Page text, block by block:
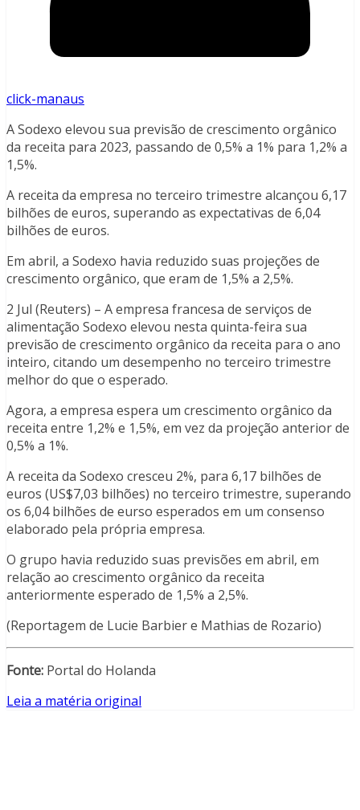
click-manaus
A Sodexo elevou sua previsão de crescimento orgânico
da receita para 2023, passando de 0,5% a 1% para 1,2% a
1,5%.
A receita da empresa no terceiro trimestre alcançou 6,17
bilhões de euros, superando as expectativas de 6,04
bilhões de euros.
Em abril, a Sodexo havia reduzido suas projeções de
crescimento orgânico, que eram de 1,5% a 2,5%.
2 Jul (Reuters) – A empresa francesa de serviços de
alimentação Sodexo elevou nesta quinta-feira sua
previsão de crescimento orgânico da receita para o ano
inteiro, citando um desempenho no terceiro trimestre
melhor do que o esperado.
Agora, a empresa espera um crescimento orgânico da
receita entre 1,2% e 1,5%, em vez da projeção anterior de
0,5% a 1%.
A receita da Sodexo cresceu 2%, para 6,17 bilhões de
euros (US$7,03 bilhões) no terceiro trimestre, superando
os 6,04 bilhões de eurso esperados em um consenso
elaborado pela própria empresa.
O grupo havia reduzido suas previsões em abril, em
relação ao crescimento orgânico da receita
anteriormente esperado de 1,5% a 2,5%.
(Reportagem de Lucie Barbier e Mathias de Rozario)
Fonte: Portal do Holanda
Leia a matéria original